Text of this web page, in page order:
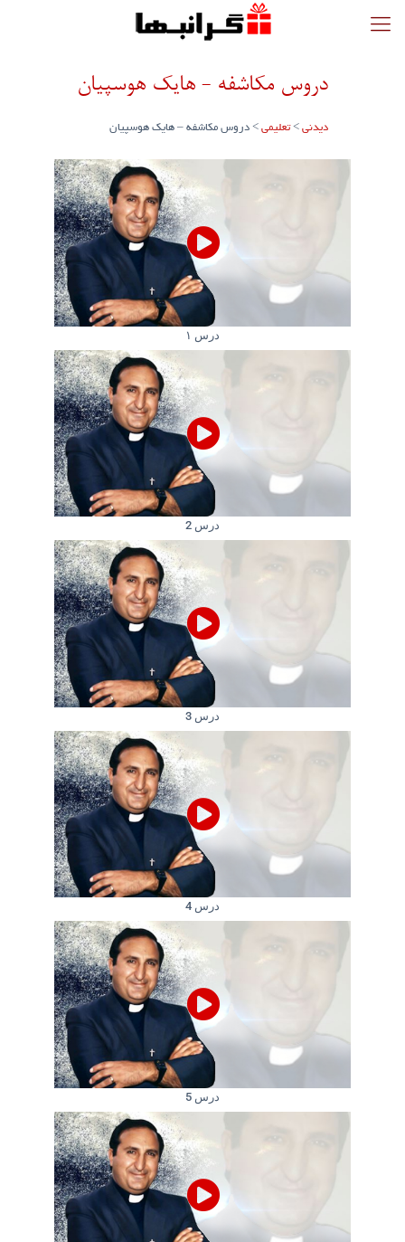
دروس مکاشفه - هایک هوسپیان
دیدنی>تعلیمی> دروس مکاشفه – هایک هوسپیان
درس ۱
درس 2
درس 3
درس 4
درس 5